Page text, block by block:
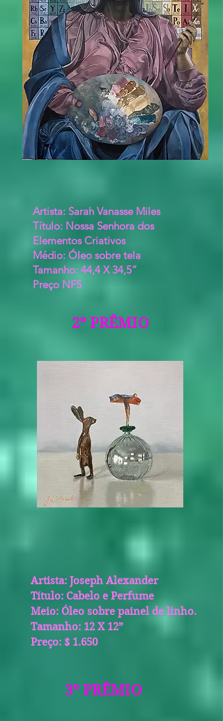
Artista: Sarah Vanasse Miles
Título: Nossa Senhora dos
Elementos Criativos
Médio: Óleo sobre tela
Tamanho: 44,4 X 34,5”
Preço NFS
2º PRÊMIO
Artista: Joseph Alexander
Título: Cabelo e Perfume
Meio: Óleo sobre painel de linho.
Tamanho: 12 X 12”
Preço: $ 1.650
3º PRÊMIO